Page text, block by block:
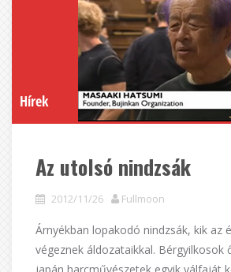
Hírek
Az utolsó nindzsák
2012/11/26 Fullmoon
Árnyékban lopakodó nindzsák, kik az
végeznek áldozataikkal. Bérgyilkosok
japán harcművészetek egyik válfaját